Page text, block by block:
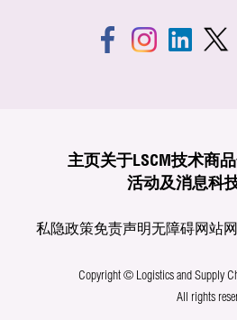
主页关于LSCM技术商
活动及消息科
私隐政策免责声明无障碍网站
Copyright © Logistics and Supply
All rights